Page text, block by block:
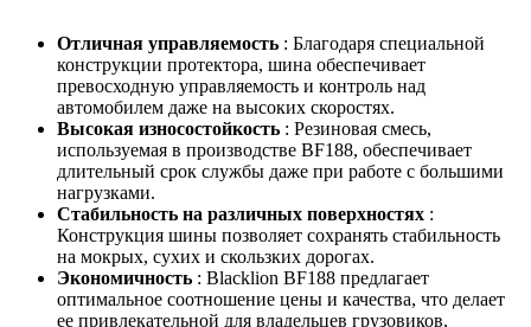
Отличная управляемость : Благодаря специальной
конструкции протектора, шина обеспечивает
превосходную управляемость и контроль над
автомобилем даже на высоких скоростях.
Высокая износостойкость : Резиновая смесь,
используемая в производстве BF188, обеспечивает
длительный срок службы даже при работе с большими
нагрузками.
Стабильность на различных поверхностях :
Конструкция шины позволяет сохранять стабильность
на мокрых, сухих и скользких дорогах.
Экономичность : Blacklion BF188 предлагает
оптимальное соотношение цены и качества, что делает
ее привлекательной для владельцев грузовиков,